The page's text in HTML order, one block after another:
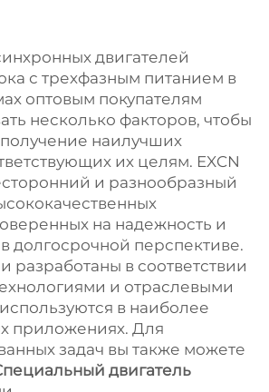
двигателей
с трехфазным питанием в
оптовым покупателям
несколько факторов, чтобы
получение наилучших
их целям. EXCN
и разнообразный
на надежность и
долгосрочной перспективе.
разработаны в соответствии
и отраслевыми
в наиболее
приложениях. Для
задач вы также можете
двигатель